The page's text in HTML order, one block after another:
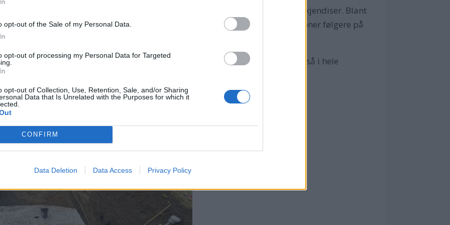
opt-out of the Sale of my Personal Data.
opt-out of processing my Personal Data for Targeted
opt-out of Collection, Use, Retention, Sale, and/or Sharing
Data that Is Unrelated with the Purposes for which it
CONFIRM
Data Deletion Data Access Privacy Policy
2025, satser Sagastad på å tiltrekke seg både internasjonale influencere og kjendiser. Blant
Blondie, som delte en video av Myklebustskipet med sine 59 millioner følgere på
i Norge når det gjelder rekkevidde på sosiale medier, kanskje også i hele